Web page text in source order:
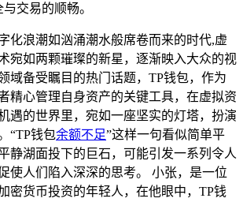
交易的顺畅。
化浪潮如汹涌潮水般席卷而来的时代,虚
宛如两颗璀璨的新星，逐渐映入大众的视
域备受瞩目的热门话题，TP钱包，作为
精心管理自身资产的关键工具，在虚拟资
遇的世界里，宛如一座坚实的灯塔，扮演
“TP钱包余额不足”这样一句看似简单平
静湖面投下的巨石，可能引发一系列令人
使人们陷入深深的思考。 小张，是一位
密货币投资的年轻人，在他眼中，TP钱